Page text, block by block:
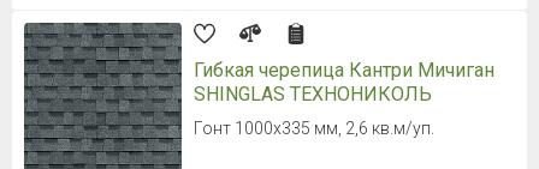
Гибкая черепица Кантри Мичиган
SHINGLAS ТЕХНОНИКОЛЬ
Гонт 1000х335 мм, 2,6 кв.м/уп.